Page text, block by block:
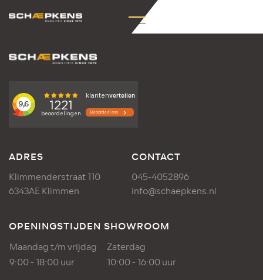
ADRES
Klimmenderstraat 110
6343AE Klimmen
CONTACT
045-4052896
info@schaepkens.nl
OPENINGSTIJDEN SHOWROOM
Maandag t/m vrijdag
Zaterdag
9:00 - 18:00 uur
10:00 - 16:00 uur